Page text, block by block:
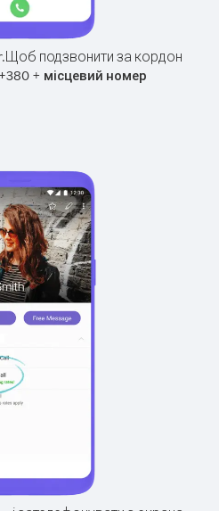
Щоб подзвонити за кордон
+380 + місцевий номер